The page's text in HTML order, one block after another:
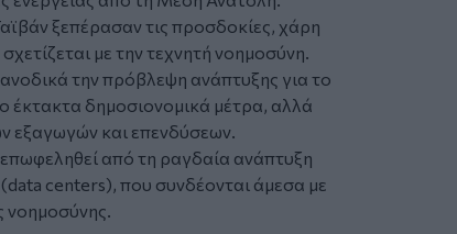
ξεπέρασαν τις προσδοκίες, χάρη
με την τεχνητή νοημοσύνη.
την πρόβλεψη ανάπτυξης για το
έκτακτα δημοσιονομικά μέτρα, αλλά
εξαγωγών και επενδύσεων.
από τη ραγδαία ανάπτυξη
centers), που συνδέονται άμεσα με
νοημοσύνης.